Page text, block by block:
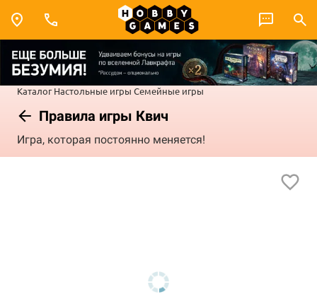
Каталог Настольные игры Семейные игры
Правила игры Квич
Игра, которая постоянно меняется!